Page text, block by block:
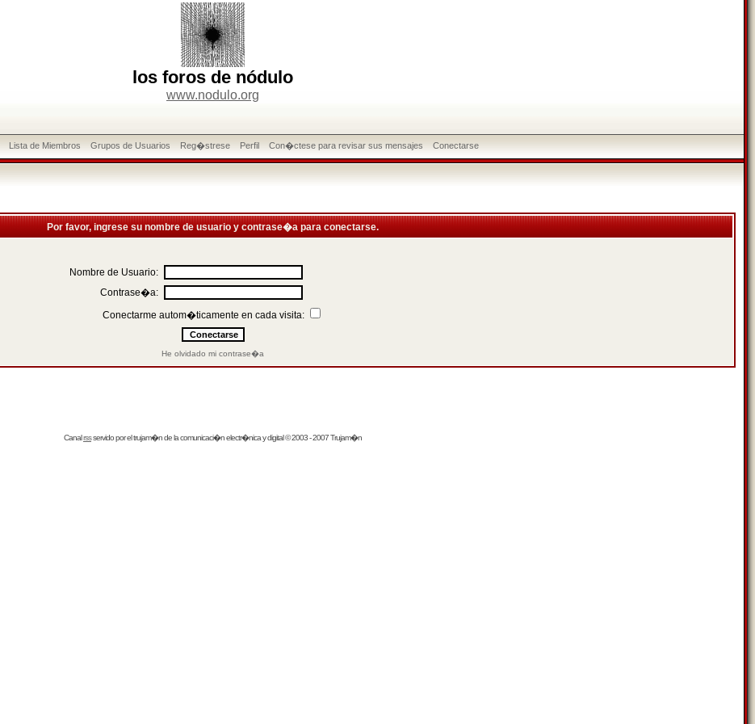
los foros de nódulo
www.nodulo.org
Lista de Miembros Grupos de Usuarios Reg�strese Perfil Con�ctese para revisar sus mensajes Conectarse
Por favor, ingrese su nombre de usuario y contrase�a para conectarse.
Nombre de Usuario:
Contrase�a:
Conectarme autom�ticamente en cada visita:
He olvidado mi contrase�a
Canalrssservido por eltrujam�nde la comunicaci�n electr�nica y digital © 2003 - 2007 Trujam�n